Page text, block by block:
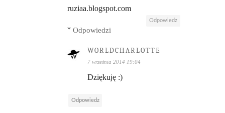
ruziaa.blogspot.com
Odpowiedz
Odpowiedzi
WORLDCHARLOTTE
7 września 2014 19:04
Dziękuję :)
Odpowiedz